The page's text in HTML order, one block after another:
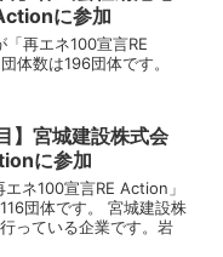
に参加
再エネ100宣言RE
体数は196団体です。
】宮城建設株式会
に参加
ネ100宣言RE Action」
団体です。 宮城建設株
っている企業です。岩